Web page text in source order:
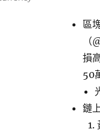
區
損
50
鏈